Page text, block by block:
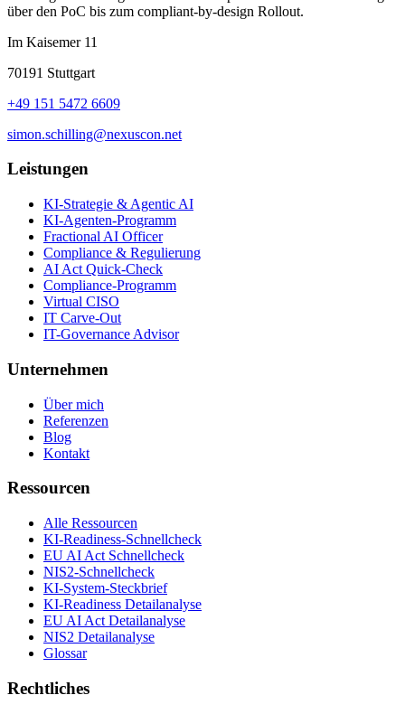
über den PoC bis zum compliant-by-design Rollout.
Im Kaisemer 11
70191 Stuttgart
+49 151 5472 6609
simon.schilling@nexuscon.net
Leistungen
KI-Strategie & Agentic AI
KI-Agenten-Programm
Fractional AI Officer
Compliance & Regulierung
AI Act Quick-Check
Compliance-Programm
Virtual CISO
IT Carve-Out
IT-Governance Advisor
Unternehmen
Über mich
Referenzen
Blog
Kontakt
Ressourcen
Alle Ressourcen
KI-Readiness-Schnellcheck
EU AI Act Schnellcheck
NIS2-Schnellcheck
KI-System-Steckbrief
KI-Readiness Detailanalyse
EU AI Act Detailanalyse
NIS2 Detailanalyse
Glossar
Rechtliches